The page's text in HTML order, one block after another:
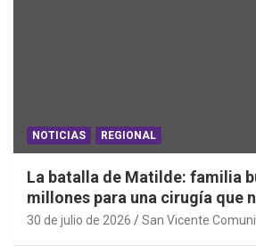
NOTICIAS REGIONAL
La batalla de Matilde: familia
millones para una cirugía que
esperar
30 de julio de 2026 San Vicente